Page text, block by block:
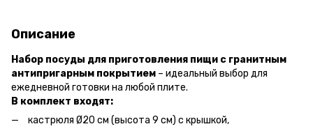
Описание
Набор посуды для приготовления пищи с гранитным
антипригарным покрытием – идеальный выбор для
ежедневной готовки на любой плите.
В комплект входят:
кастрюля Ø20 см (высота 9 см) с крышкой,